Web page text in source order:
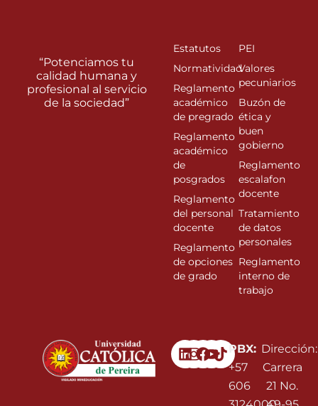
Linkedin
Instagram
Facebook
Youtube
PBX:
+57
606
Dirección:
Carrera
21 No.
“Potenciamos tu
calidad humana y
profesional al servicio
de la sociedad”
Estatutos
Normatividad
Reglamento
académico
de pregrado
Reglamento
académico
de
posgrados
Reglamento
del personal
docente
Reglamento
de opciones
de grado
PEI
Valores
pecuniarios
Buzón de
ética y
buen
gobierno
Reglamento
escalafon
docente
Tratamiento
de datos
personales
Reglamento
interno de
trabajo